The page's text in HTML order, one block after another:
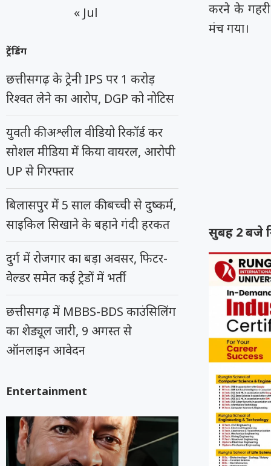
करने के
मंच गया।
सुबह 2 बजे
« Jul
ट्रेंडिंग
छत्तीसगढ़ के ट्रेनी IPS पर 1 करोड़
रिश्वत लेने का आरोप, DGP को नोटिस
युवती की अश्लील वीडियो रिकॉर्ड कर
सोशल मीडिया में किया वायरल, आरोपी
UP से गिरफ्तार
बिलासपुर में 5 साल की बच्ची से दुष्कर्म,
साइकिल सिखाने के बहाने गंदी हरकत
दुर्ग में रोजगार का बड़ा अवसर, फिटर-
वेल्डर समेत कई ट्रेडों में भर्ती
छत्तीसगढ़ में MBBS-BDS काउंसिलिंग
का शेड्यूल जारी, 9 अगस्त से
ऑनलाइन आवेदन
Entertainment